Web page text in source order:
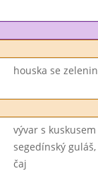
houska se
vývar s kuskusem
segedínský
čaj